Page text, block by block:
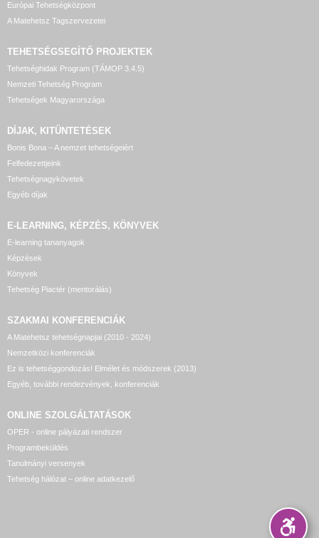
Európai Tehetségközpont
A Matehetsz Tagszervezetei
TEHETSÉGSEGÍTŐ PROJEKTEK
Tehetséghidak Program (TÁMOP 3.4.5)
Nemzeti Tehetség Program
Tehetségek Magyarországa
DÍJAK, KITÜNTETÉSEK
Bonis Bona – A nemzet tehetségeiért
Felfedezettjeink
Tehetségnagykövetek
Egyéb díjak
E-LEARNING, KÉPZÉS, KÖNYVEK
E-learning tananyagok
Képzések
Könyvek
Tehetség Piactér (mentorálás)
SZAKMAI KONFERENCIÁK
A Matehetsz tehetségnapjai (2010 - 2024)
Nemzetközi konferenciák
Ez is tehetséggondozás! Elmélet és módszerek (2013)
Egyéb, további rendezvények, konferenciák
ONLINE SZOLGÁLTATÁSOK
OPER - online pályázati rendszer
Programbeküldés
Tanulmányi versenyek
Tehetség hálózat – online adatkezelő